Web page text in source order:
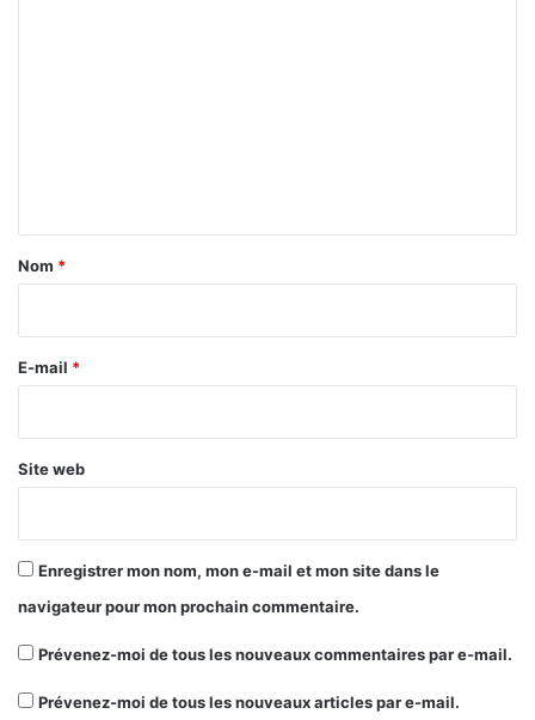
a
e
Nom *
E-mail *
Site web
Enregistrer mon nom, mon e-mail et mon site dans le
navigateur pour mon prochain commentaire.
Prévenez-moi de tous les nouveaux commentaires par e-mail.
Prévenez-moi de tous les nouveaux articles par e-mail.